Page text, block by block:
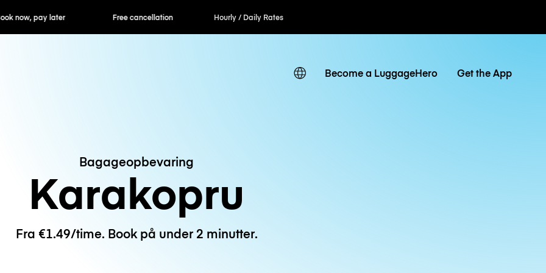
now, pay later Free cancellation Hourly / Daily Rates
Become a LuggageHero Get the App
Bagageopbevaring
Karakopru
Fra €1.49/time. Book på under 2 minutter.